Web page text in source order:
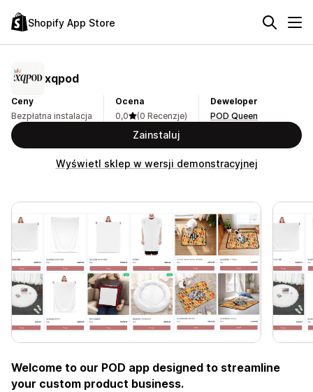
Shopify App Store
xqpod
Ceny
Bezpłatna instalacja
Ocena
0,0
(0 Recenzje)
Deweloper
POD Queen
Zainstaluj
Wyświetl sklep w wersji demonstracyjnej
Welcome to our POD app designed to streamline
your custom product business.